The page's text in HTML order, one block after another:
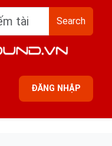
Search
ĐĂNG NHẬP